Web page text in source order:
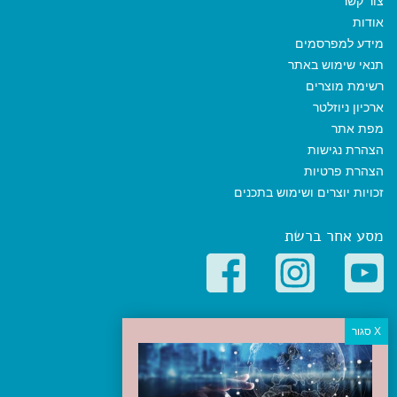
אודות
מידע למפרסמים
תנאי שימוש באתר
רשימת מוצרים
ארכיון ניוזלטר
מפת אתר
הצהרת נגישות
הצהרת פרטיות
זכויות יוצרים ושימוש בתכנים
מסע אחר ברשת
קטגוריות פופולריות
יעדים
טיולים בישראל